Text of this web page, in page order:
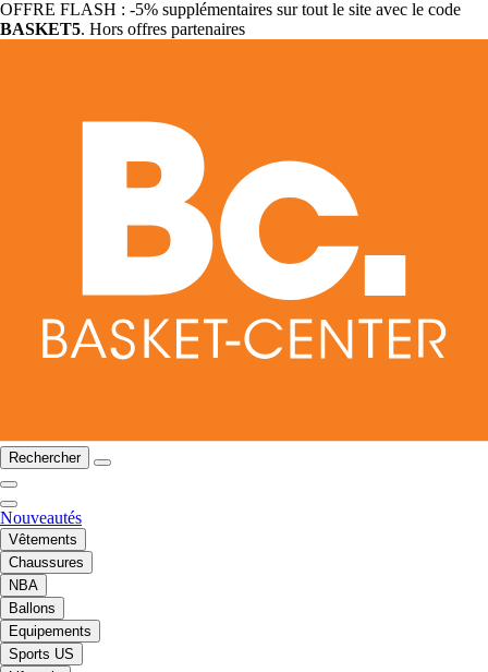
OFFRE FLASH : -5% supplémentaires sur tout le site avec le code
BASKET5. Hors offres partenaires
Rechercher
Nouveautés
Vêtements
Chaussures
NBA
Ballons
Equipements
Sports US